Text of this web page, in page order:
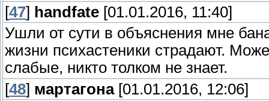
[47] handfate [01.01.2016, 11:40]
Ушли от сути в объяснения мне
жизни психастеники страдают.
слабые, никто толком не знает.
[48] мартагона[01.01.2016, 12:06]